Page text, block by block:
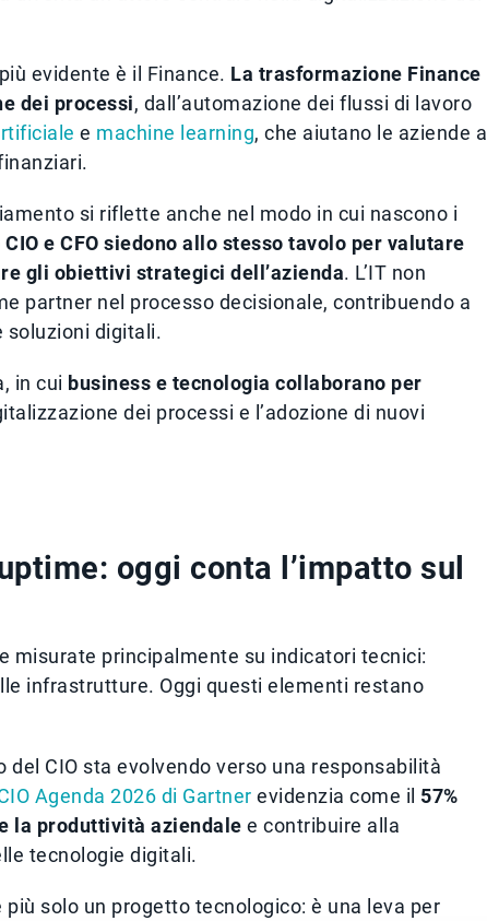
evidente è il Finance. La trasformazione Finance
dei processi, dall’automazione dei flussi di lavoro
e machine learning, che aiutano le aziende a
si riflette anche nel modo in cui nascono i
CIO e CFO siedono allo stesso tavolo per valutare
gli obiettivi strategici dell’azienda. L’IT non
partner nel processo decisionale, contribuendo a
soluzioni digitali.
in cui business e tecnologia collaborano per
dei processi e l’adozione di nuovi
oggi conta l’impatto sul
misurate principalmente su indicatori tecnici:
infrastrutture. Oggi questi elementi restano
CIO sta evolvendo verso una responsabilità
Agenda 2026 di Gartner evidenzia come il 57%
la produttività aziendale e contribuire alla
tecnologie digitali.
più solo un progetto tecnologico: è una leva per